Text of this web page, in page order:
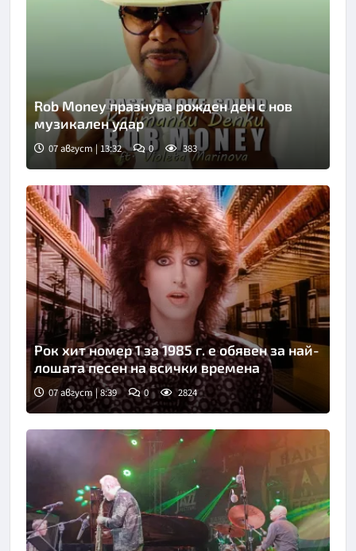
Rob Money празнува рожден ден с нов
музикален удар
07 август | 13:32 0 383
Рок хит номер 1 за 1985 г. е обявен за най-
лошата песен на всички времена
07 август | 8:39 0 2824